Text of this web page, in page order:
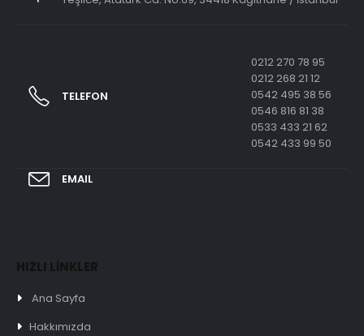
TELEFON
0212 270 78 95
0212 268 21 12
0542 495 38 56
0546 816 81 38
0533 433 21 62
0542 433 99 50
EMAIL
HIZLI LİNKLER
Ana Sayfa
Hakkımızda